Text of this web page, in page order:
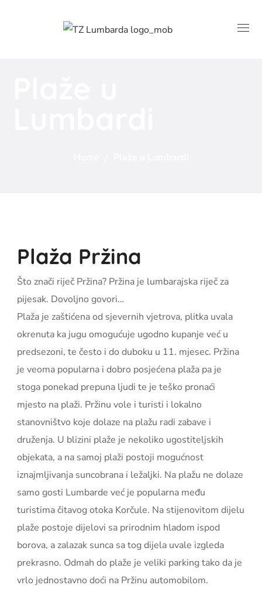
Plaža Pržina
Što znači riječ Pržina? Pržina je lumbarajska riječ za
pijesak. Dovoljno govori…
Plaža je zaštićena od sjevernih vjetrova, plitka uvala
okrenuta ka jugu omogućuje ugodno kupanje već u
predsezoni, te često i do duboku u 11. mjesec. Pržina
je veoma popularna i dobro posjećena plaža pa je
stoga ponekad prepuna ljudi te je teško pronaći
mjesto na plaži. Pržinu vole i turisti i lokalno
stanovništvo koje dolaze na plažu radi zabave i
druženja. U blizini plaže je nekoliko ugostiteljskih
objekata, a na samoj plaži postoji mogućnost
iznajmljivanja suncobrana i ležaljki. Na plažu ne dolaze
samo gosti Lumbarde već je popularna među
turistima čitavog otoka Korčule. Na stijenovitom dijelu
plaže postoje dijelovi sa prirodnim hladom ispod
borova, a zalazak sunca sa tog dijela uvale izgleda
prekrasno. Odmah do plaže je veliki parking tako da je
vrlo jednostavno doći na Pržinu automobilom.